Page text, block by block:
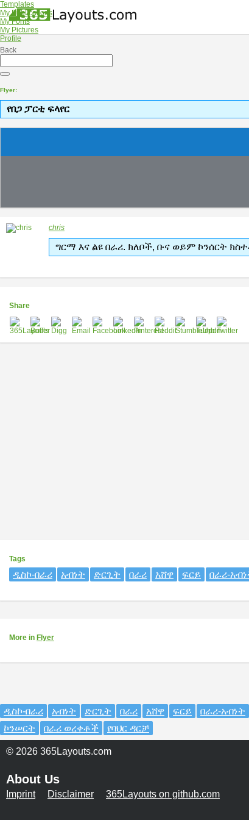
Templates
My Publications
My Fonts
My Pictures
Profile
Back
Flyer:
የበጋ ፓርቲ ፍላየር
chris
ግርማ እና ልዩ በራሪ. ክለቦች, ቡና ወይም ኮንሰርት
Share
Tags
ዲስኮ-በራሪ አብነት ድርጊት በራሪ አሸዋ ፍርይ በራሪ-
More in Flyer
ዲስኮ-በራሪ አብነት ድርጊት በራሪ አሸዋ ፍርይ በራሪ-አብነት
ኮንሠርት
በራሪ ወረቀቶች የባህር ዳርቻ
© 2026 365Layouts.com
About Us
Imprint Disclaimer 365Layouts on github.com